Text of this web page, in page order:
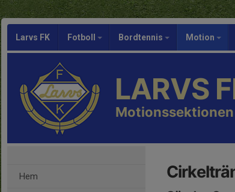
Larvs FK Fotboll Bordtennis Motion
LARVS
Motionssektionen
Hem